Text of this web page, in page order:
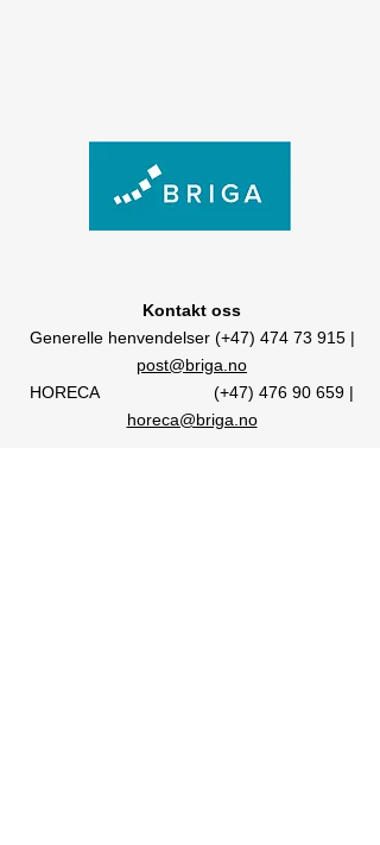
Kontakt oss
Generelle henvendelser (+47) 474 73 915 |
post@briga.no
HORECA (+47) 476 90 659 |
horeca@briga.no